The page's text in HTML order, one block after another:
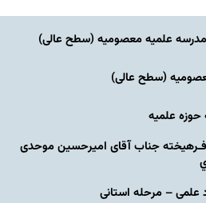
علمیه معصومیه‌ (سطح عالی)
(سطح عالی)
علمیه
جناب آقای امیرحسین موحدی
علمی – مرحله استانی